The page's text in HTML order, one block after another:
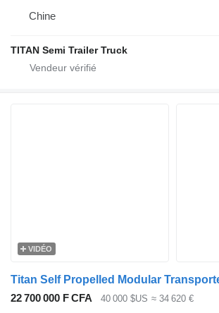
Chine
TITAN Semi Trailer Truck
VIDÉO
22 700 000 F CFA 40 000 $US ≈ 34 620 €